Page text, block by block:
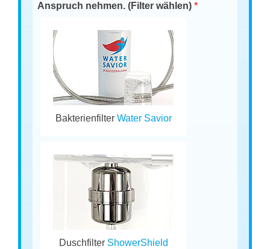
Anspruch nehmen. (Filter wählen)*
Bakterienfilter Water Savior
Duschfilter ShowerShield